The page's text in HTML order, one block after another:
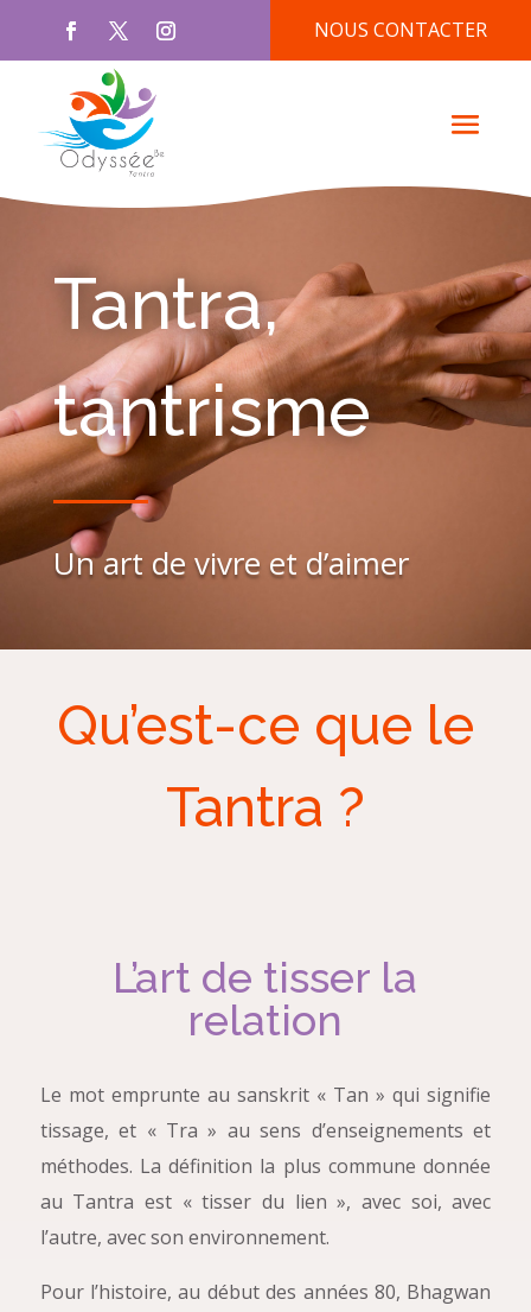
NOUS CONTACTER
Tantra,
tantrisme
Un art de vivre et d’aimer
Qu’est-ce que le
Tantra ?
L’art de tisser la
relation
Le mot emprunte au sanskrit « Tan » qui signifie
tissage, et « Tra » au sens d’enseignements et
méthodes. La définition la plus commune donnée
au Tantra est « tisser du lien », avec soi, avec
l’autre, avec son environnement.
Pour l’histoire, au début des années 80, Bhagwan